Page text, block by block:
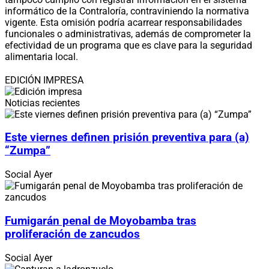
informático de la Contraloría, contraviniendo la normativa
vigente. Esta omisión podría acarrear responsabilidades
funcionales o administrativas, además de comprometer la
efectividad de un programa que es clave para la seguridad
alimentaria local.
EDICIÓN IMPRESA
Noticias recientes
Este viernes definen prisión preventiva para (a)
“Zumpa”
Social Ayer
Fumigarán penal de Moyobamba tras
proliferación de zancudos
Social Ayer